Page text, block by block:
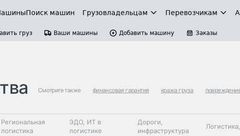
Поиск машин Грузовладельцам Перевозчикам
груз Ваши машины Добавить машину Заказы
Смотрите также финансовая гарантия кража груза
Региональная
логистика
ЭДО, ИТ в
логистике
Дороги,
инфраструктура